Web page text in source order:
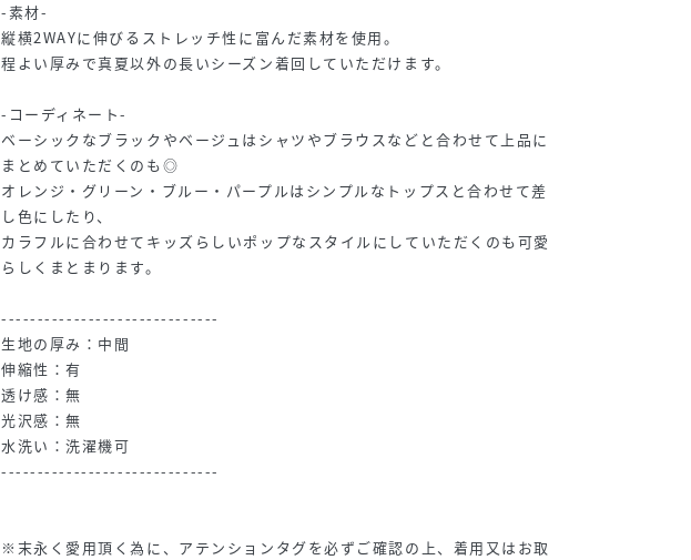
-素材-
縦横2WAYに伸びるストレッチ性に富んだ素材を使用。
程よい厚みで真夏以外の長いシーズン着回していただけます。
-コーディネート-
ベーシックなブラックやベージュはシャツやブラウスなどと合わせて上品に
まとめていただくのも◎
オレンジ・グリーン・ブルー・パープルはシンプルなトップスと合わせて差
し色にしたり、
カラフルに合わせてキッズらしいポップなスタイルにしていただくのも可愛
らしくまとまります。
------------------------------
生地の厚み：中間
伸縮性：有
透け感：無
光沢感：無
水洗い：洗濯機可
------------------------------
※末永く愛用頂く為に、アテンションタグを必ずご確認の上、着用又はお取